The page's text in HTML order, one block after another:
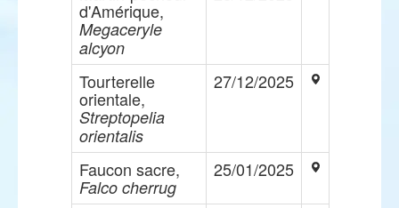
d'Amérique,
Megaceryle
alcyon
Tourterelle
orientale,
Streptopelia
orientalis
27/12/2025
Faucon sacre,
Falco cherrug
25/01/2025